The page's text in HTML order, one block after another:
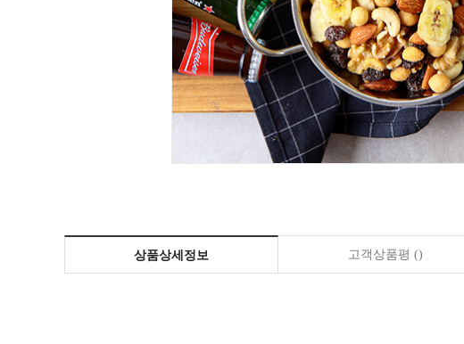
상품상세정보 고객상품평 ()